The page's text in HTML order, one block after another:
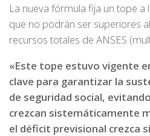
La nueva fórmula fija un tope a
que no podrán ser superiores
recursos totales de ANSES
«Este tope estuvo vigente
clave para garantizar la
de seguridad social,
crezcan sistemáticamente
el déficit previsional crezca